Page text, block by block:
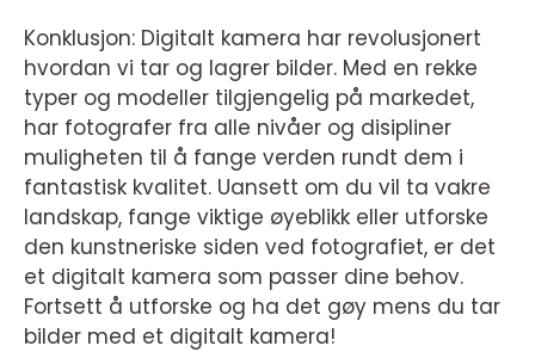
Konklusjon: Digitalt kamera har revolusjonert
hvordan vi tar og lagrer bilder. Med en rekke
typer og modeller tilgjengelig på markedet,
har fotografer fra alle nivåer og disipliner
muligheten til å fange verden rundt dem i
fantastisk kvalitet. Uansett om du vil ta vakre
landskap, fange viktige øyeblikk eller utforske
den kunstneriske siden ved fotografiet, er det
et digitalt kamera som passer dine behov.
Fortsett å utforske og ha det gøy mens du tar
bilder med et digitalt kamera!